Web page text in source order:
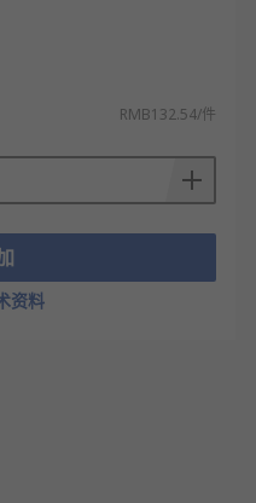
RMB132.54/件
资料